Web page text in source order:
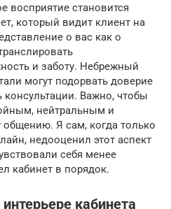
восприятие становится
который видит клиент на
о вас как о
и заботу. Небрежный
могут подорвать доверие
Важно, чтобы
нейтральным и
общению. Я сам, когда только
недооценил этот аспект
себя менее
кабинет в порядок.
кабинета